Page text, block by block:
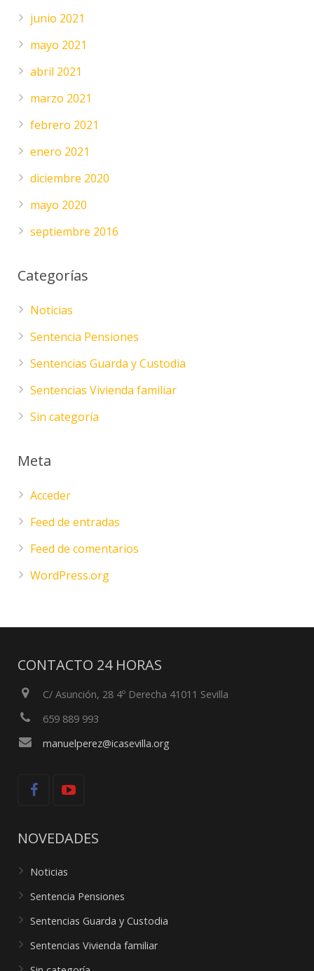
junio 2021
mayo 2021
abril 2021
marzo 2021
febrero 2021
enero 2021
diciembre 2020
mayo 2020
septiembre 2016
Categorías
Noticias
Sentencia Pensiones
Sentencias Guarda y Custodia
Sentencias Vivienda familiar
Sin categoría
Meta
Acceder
Feed de entradas
Feed de comentarios
WordPress.org
CONTACTO 24 HORAS
C/ Asunción, 28 4º Derecha 41011 Sevilla
659 889 993
manuelperez@icasevilla.org
NOVEDADES
Noticias
Sentencia Pensiones
Sentencias Guarda y Custodia
Sentencias Vivienda familiar